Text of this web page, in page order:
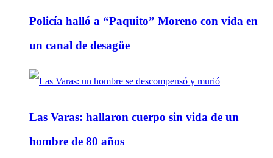
Policía halló a “Paquito” Moreno con vida en
un canal de desagüe
Las Varas: hallaron cuerpo sin vida de un
hombre de 80 años